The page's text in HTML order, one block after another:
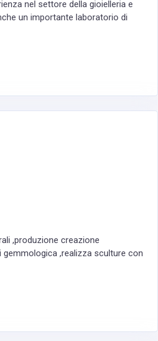
nel settore della gioielleria e
un importante laboratorio di
,produzione creazione
gemmologica ,realizza sculture con